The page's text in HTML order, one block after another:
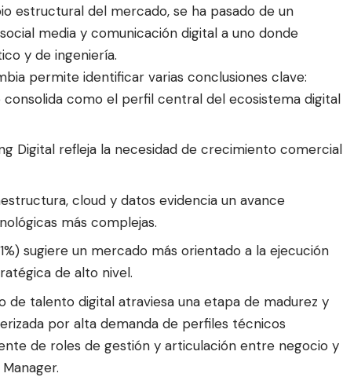
estructural del mercado, se ha pasado de un
media y comunicación digital a uno donde
y de ingeniería.
permite identificar varias conclusiones clave:
consolida como el perfil central del ecosistema digital
Digital refleja la necesidad de crecimiento comercial
cloud y datos evidencia un avance
más complejas.
sugiere un mercado más orientado a la ejecución
de alto nivel.
de talento digital atraviesa una etapa de madurez y
por alta demanda de perfiles técnicos
de roles de gestión y articulación entre negocio y